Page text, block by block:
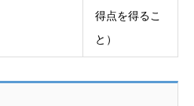
得点を得るこ
と）